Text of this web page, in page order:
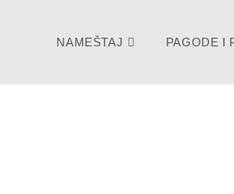
NAMEŠTAJ PAGODE I